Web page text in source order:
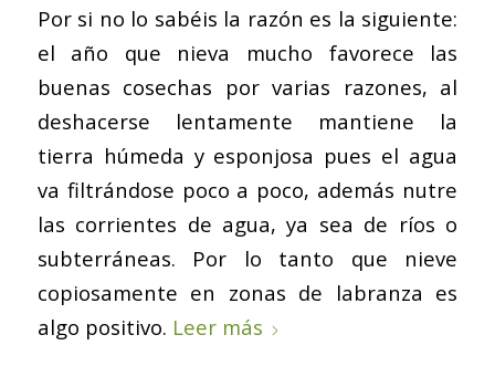
Por si no lo sabéis la razón es la siguiente:
el año que nieva mucho favorece las
buenas cosechas por varias razones, al
deshacerse lentamente mantiene la
tierra húmeda y esponjosa pues el agua
va filtrándose poco a poco, además nutre
las corrientes de agua, ya sea de ríos o
subterráneas. Por lo tanto que nieve
copiosamente en zonas de labranza es
algo positivo. Leer más